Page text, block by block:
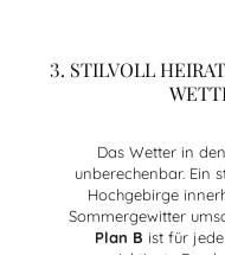
3. STILVOLL
Das Wetter in
unberechenbar. Ein
Hochgebirge
Sommergewitter
Plan B ist für jede